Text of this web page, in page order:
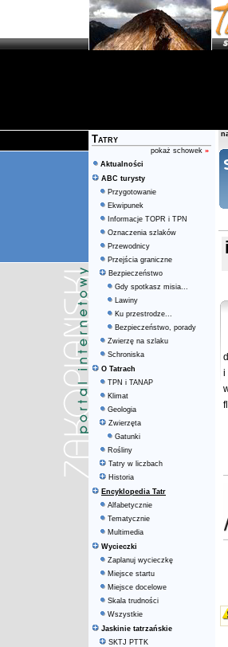
Tatry
pokaż schowek »
Aktualności
ABC turysty
Przygotowanie
Ekwipunek
Informacje TOPR i TPN
Oznaczenia szlaków
Przewodnicy
Przejścia graniczne
Bezpieczeństwo
Gdy spotkasz misia...
Lawiny
Ku przestrodze...
Bezpieczeństwo, porady
Zwierzę na szlaku
Schroniska
O Tatrach
TPN i TANAP
Klimat
Geologia
Zwierzęta
Gatunki
Rośliny
Tatry w liczbach
Historia
Encyklopedia Tatr
Alfabetycznie
Tematycznie
Multimedia
Wycieczki
Zaplanuj wycieczkę
Miejsce startu
Miejsce docelowe
Skala trudności
Wszystkie
Jaskinie tatrzańskie
SKTJ PTTK
i